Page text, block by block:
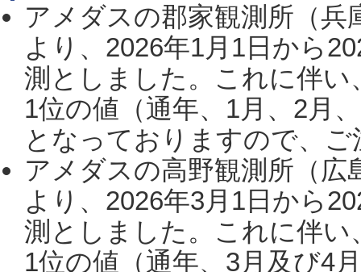
アメダスの郡家観測所（
より、2026年1月1日から
測としました。これに伴い
1位の値（通年、1月、2月
となっておりますので、
アメダスの高野観測所（
より、2026年3月1日から
測としました。これに伴い
1位の値（通年、3月及び4